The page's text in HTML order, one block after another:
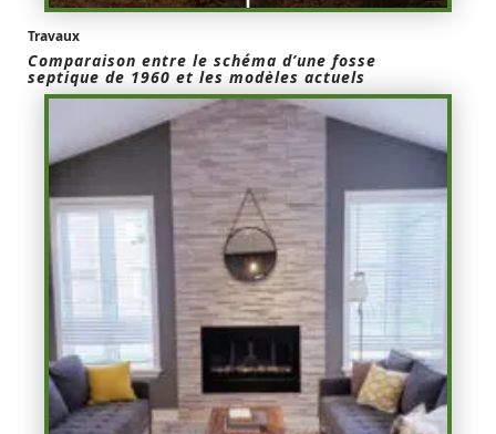
Travaux
Comparaison entre le schéma d’une fosse
septique de 1960 et les modèles actuels